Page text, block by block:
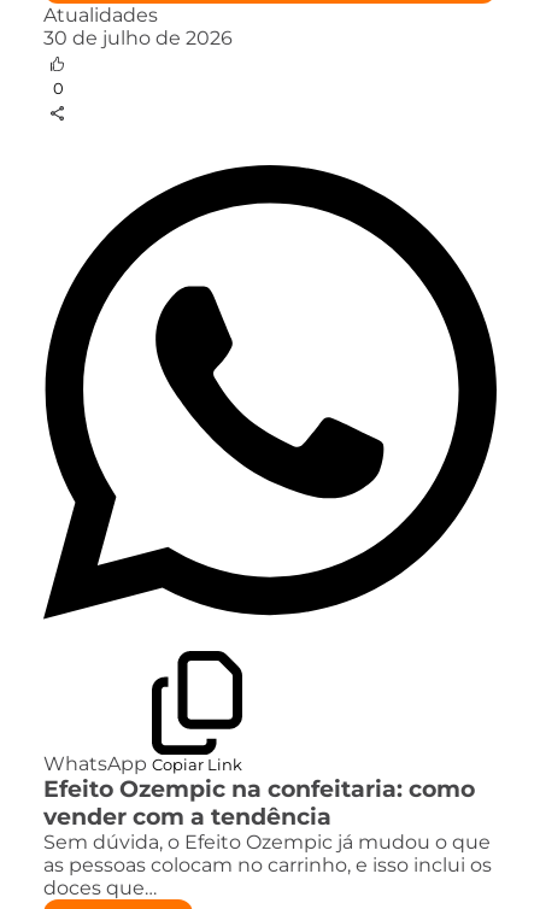
Atualidades
30 de julho de 2026
0
WhatsApp Copiar Link
Efeito Ozempic na confeitaria: como
vender com a tendência
Sem dúvida, o Efeito Ozempic já mudou o que
as pessoas colocam no carrinho, e isso inclui os
doces que…